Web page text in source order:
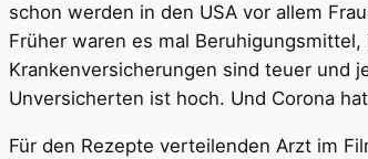
schon werden in den USA vor allem
Früher waren es mal
Krankenversicherungen sind teuer und
Unversicherten ist hoch. Und Corona
Für den Rezepte verteilenden Arzt im